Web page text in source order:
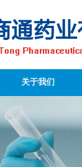
关于我们